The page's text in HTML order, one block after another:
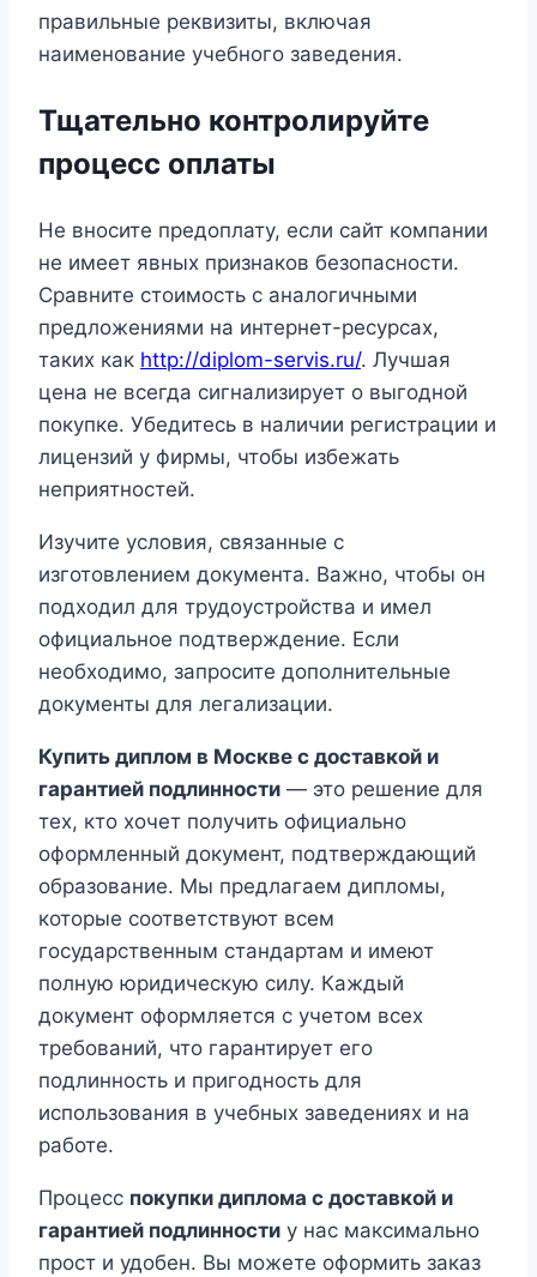
правильные реквизиты, включая
наименование учебного заведения.
Тщательно контролируйте
процесс оплаты
Не вносите предоплату, если сайт компании
не имеет явных признаков безопасности.
Сравните стоимость с аналогичными
предложениями на интернет-ресурсах,
таких как http://diplom-servis.ru/. Лучшая
цена не всегда сигнализирует о выгодной
покупке. Убедитесь в наличии регистрации и
лицензий у фирмы, чтобы избежать
неприятностей.
Изучите условия, связанные с
изготовлением документа. Важно, чтобы он
подходил для трудоустройства и имел
официальное подтверждение. Если
необходимо, запросите дополнительные
документы для легализации.
Купить диплом в Москве с доставкой и
гарантией подлинности — это решение для
тех, кто хочет получить официально
оформленный документ, подтверждающий
образование. Мы предлагаем дипломы,
которые соответствуют всем
государственным стандартам и имеют
полную юридическую силу. Каждый
документ оформляется с учетом всех
требований, что гарантирует его
подлинность и пригодность для
использования в учебных заведениях и на
работе.
Процесс покупки диплома с доставкой и
гарантией подлинности у нас максимально
прост и удобен. Вы можете оформить заказ